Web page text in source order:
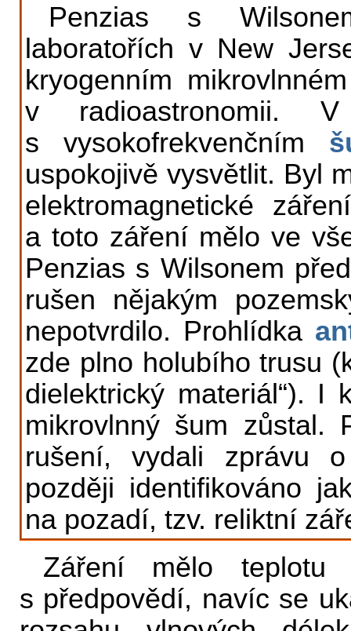
Penzias s
laboratořích v New
kryogenním
v radioastronomii.
s vysokofrekvenčním
uspokojivě vysvětlit. Byl
elektromagnetické
a toto záření mělo ve
Penzias s Wilsonem
rušen nějakým
nepotvrdilo. Prohlídka
zde plno holubího trusu
dielektrický materiál“). I
mikrovlnný šum zůstal.
rušení, vydali zprávu
později identifikováno
na pozadí, tzv. reliktní
Záření mělo
s předpovědí, navíc se